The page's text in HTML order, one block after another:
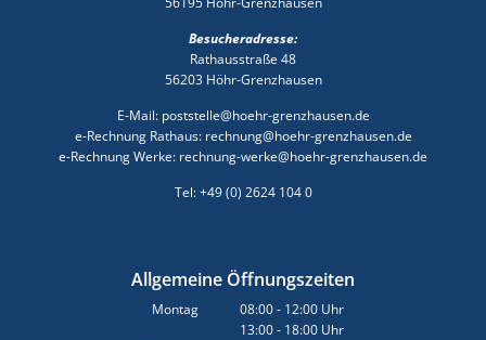
Besucheradresse:
Rathausstraße 48
56203 Höhr-Grenzhausen
E-Mail: poststelle@hoehr-grenzhausen.de
e-Rechnung Rathaus: rechnung@hoehr-grenzhausen.de
e-Rechnung Werke: rechnung-werke@hoehr-grenzhausen.de
Tel: +49 (0) 2624 104 0
Allgemeine Öffnungszeiten
Montag 08:00- 12:00 Uhr
Von 08:00 bis 12:00 Uhr
13:00- 18:00 Uhr